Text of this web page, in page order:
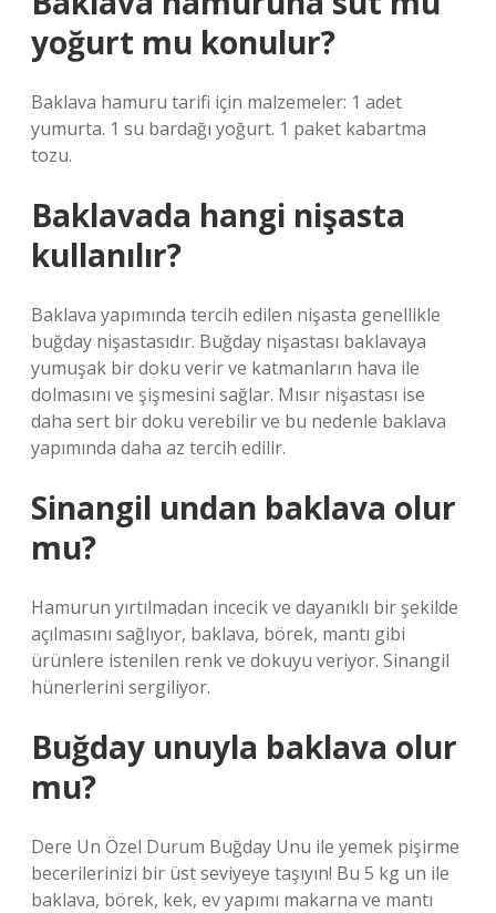
yoğurt mu konulur?
Baklava hamuru tarifi için malzemeler: 1 adet
yumurta. 1 su bardağı yoğurt. 1 paket kabartma
tozu.
Baklavada hangi nişasta
kullanılır?
Baklava yapımında tercih edilen nişasta genellikle
buğday nişastasıdır. Buğday nişastası baklavaya
yumuşak bir doku verir ve katmanların hava ile
dolmasını ve şişmesini sağlar. Mısır nişastası ise
daha sert bir doku verebilir ve bu nedenle baklava
yapımında daha az tercih edilir.
Sinangil undan baklava olur
mu?
Hamurun yırtılmadan incecik ve dayanıklı bir şekilde
açılmasını sağlıyor, baklava, börek, mantı gibi
ürünlere istenilen renk ve dokuyu veriyor. Sinangil
hünerlerini sergiliyor.
Buğday unuyla baklava olur
mu?
Dere Un Özel Durum Buğday Unu ile yemek pişirme
becerilerinizi bir üst seviyeye taşıyın! Bu 5 kg un ile
baklava, börek, kek, ev yapımı makarna ve mantı